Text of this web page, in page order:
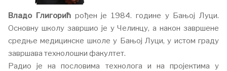
Владо Глигорићрођен је 1984. године у Бањој Луци.
Основну школу завршио је у Челинцу, а након завршене
средње медицинске школе у Бањој Луци, у истом граду
завршава технолошки факултет.
Радио је на пословима технолога и на пројектима у